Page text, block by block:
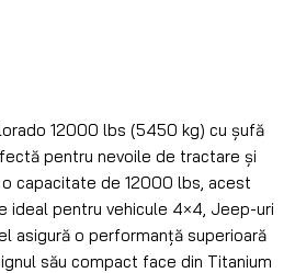
12000 lbs (5450 kg) cu șufă
pentru nevoile de tractare și
capacitate de 12000 lbs, acest
ideal pentru vehicule 4×4, Jeep-uri
asigură o performanță superioară
său compact face din Titanium